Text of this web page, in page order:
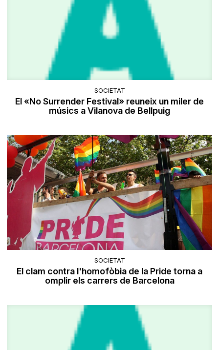
SOCIETAT
El «No Surrender Festival» reuneix un miler de
músics a Vilanova de Bellpuig
SOCIETAT
El clam contra l'homofòbia de la Pride torna a
omplir els carrers de Barcelona